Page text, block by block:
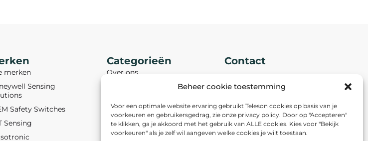
Beheer cookie toestemming
Voor een optimale website ervaring gebruikt Teleson cookies op basis van je
voorkeuren en gebruikersgedrag, zie onze privacy policy. Door op "Accepteren"
te klikken, ga je akkoord met het gebruik van ALLE cookies. Kies voor "Bekijk
voorkeuren" als je zelf wil aangeven welke cookies je wilt toestaan.
merken
Sensing
Safety Switches
Sensing
Categorieën
Over ons
Vacatures
Contact
Contact
3565 CB Utrecht
+31 30 263 1000
sales@teleson.nl
Volg ons op LinkedIn